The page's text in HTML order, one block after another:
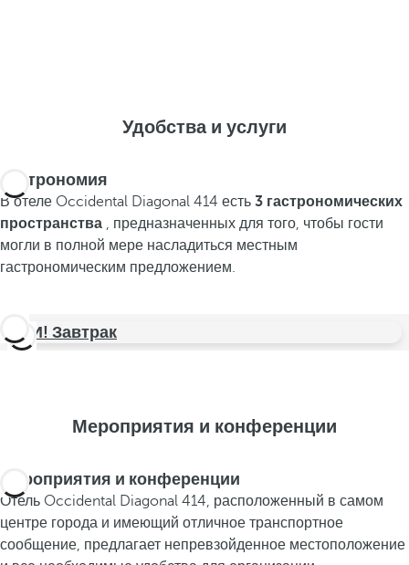
Удобства и услуги
Гастрономия
В отеле Occidental Diagonal 414 есть 3 гастрономических
пространства , предназначенных для того, чтобы гости
могли в полной мере насладиться местным
гастрономическим предложением.
ИЛИ! Завтрак
Мероприятия и конференции
Мероприятия и конференции
Отель Occidental Diagonal 414, расположенный в самом
центре города и имеющий отличное транспортное
сообщение, предлагает непревзойденное местоположение